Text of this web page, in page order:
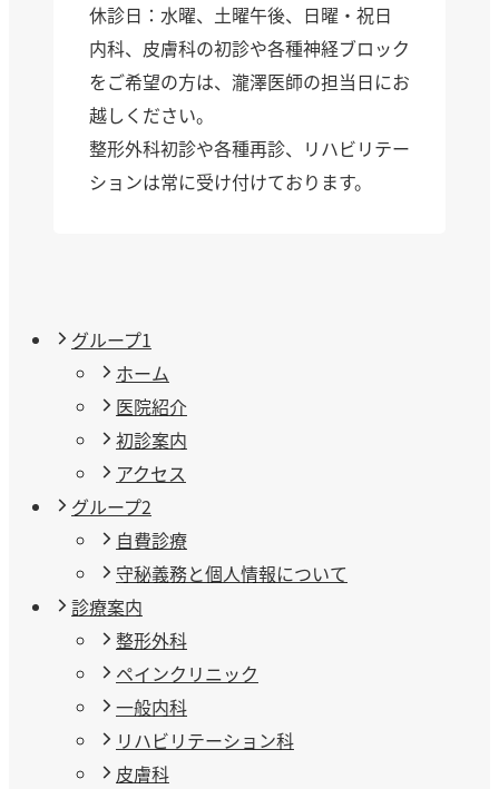
休診日：水曜、土曜午後、日曜・祝日
内科、皮膚科の初診や各種神経ブロック
をご希望の方は、瀧澤医師の担当日にお
越しください。
整形外科初診や各種再診、リハビリテー
ションは常に受け付けております。
グループ1
ホーム
医院紹介
初診案内
アクセス
グループ2
自費診療
守秘義務と個人情報について
診療案内
整形外科
ペインクリニック
一般内科
リハビリテーション科
皮膚科